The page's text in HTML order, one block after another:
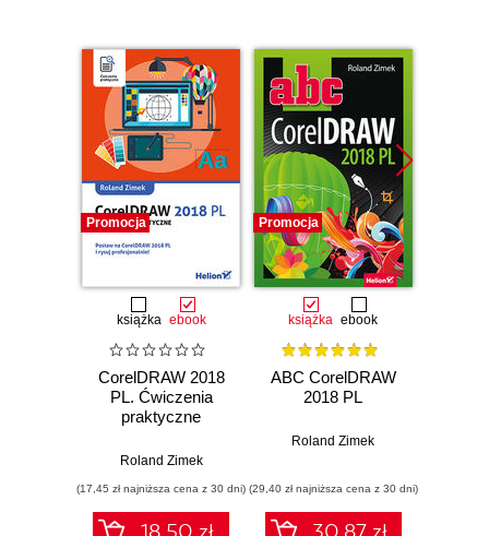
Promocja
książka ebook
CorelDRAW 2018
PL. Ćwiczenia
praktyczne
Roland Zimek
(17,45 zł najniższa cena z 30 dni)
Promocja
książka ebook
ABC CorelDRAW
2018 PL
Roland Zimek
(29,40 zł najniższa cena z 30 dni)